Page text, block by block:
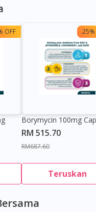
OFF 25%
Borymycin 100mg
RM 515.70
RM687.60
Teruskan